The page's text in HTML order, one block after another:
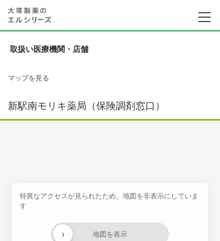
取扱い医療機関・店舗
マップを見る
新駅南モリキ薬局（保険調剤窓口）
特異なアクセスが見られたため、地図を非表示にしていま
す
地図を表示
›